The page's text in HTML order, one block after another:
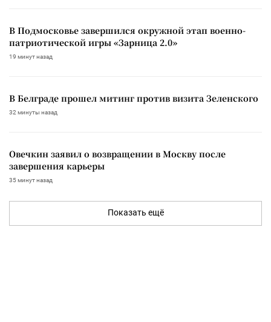
В Подмосковье завершился окружной этап военно-
патриотической игры «Зарница 2.0»
19 минут назад
В Белграде прошел митинг против визита Зеленского
32 минуты назад
Овечкин заявил о возвращении в Москву после
завершения карьеры
35 минут назад
Показать ещё